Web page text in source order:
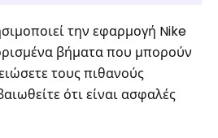
την εφαρμογή Nike
βήματα που μπορούν
τους πιθανούς
ότι είναι ασφαλές